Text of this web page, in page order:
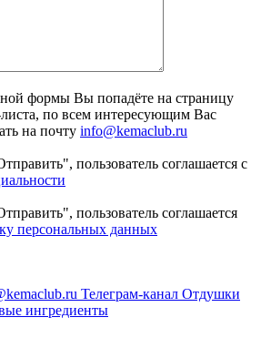
формы Вы попадёте на страницу
листа, по всем интересующим Вас
на почту info@kemaclub.ru
пользователь соглашается с
пользователь соглашается
персональных данных
Телеграм-канал Отдушки
ингредиенты